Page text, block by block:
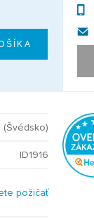
(Švédsko)
ID1916
požičať